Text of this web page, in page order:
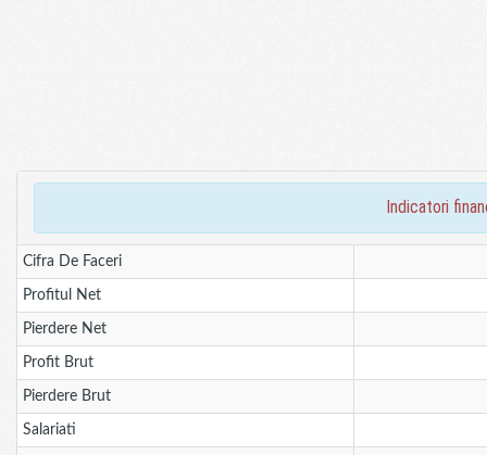
indicatori
Cifra De Faceri
Profitul Net
Pierdere Net
Profit Brut
Pierdere Brut
Salariati